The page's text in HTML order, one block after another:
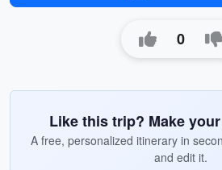
0
Like this trip? Make
A free, personalized itinerary in
and edit it.